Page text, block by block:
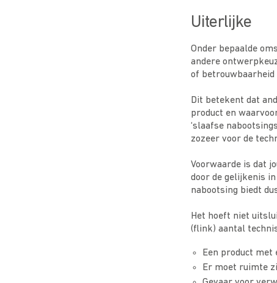
Uiterlijke
Onder bepaalde
andere
of betrouwbaarheid
Dit betekent dat
product en
‘slaafse
zozeer voor de
Voorwaarde is dat
door de gelijkenis
nabootsing biedt
Het hoeft niet
(flink) aantal
Een product met
Er moet ruimte